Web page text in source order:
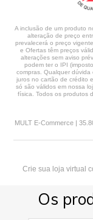
A inclusão de um produto
alteração de preço
prevalecerá o preço
e Ofertas têm preços
alterações sem aviso
podem ter o IPI
compras. Qualquer
juros no cartão de crédito
só são válidos em nossa
física. Todos os produtos
MULT E-Commerce |
Crie sua loja virtual
Os